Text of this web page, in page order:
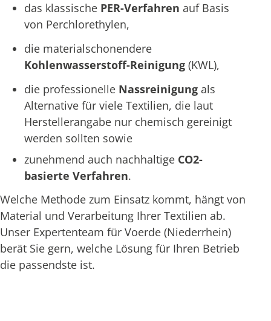
das klassische PER-Verfahren auf Basis
von Perchlorethylen,
die materialschonendere
Kohlenwasserstoff-Reinigung (KWL),
die professionelle Nassreinigung als
Alternative für viele Textilien, die laut
Herstellerangabe nur chemisch gereinigt
werden sollten sowie
zunehmend auch nachhaltige CO2-
basierte Verfahren.
Welche Methode zum Einsatz kommt, hängt von
Material und Verarbeitung Ihrer Textilien ab.
Unser Expertenteam für Voerde (Niederrhein)
berät Sie gern, welche Lösung für Ihren Betrieb
die passendste ist.